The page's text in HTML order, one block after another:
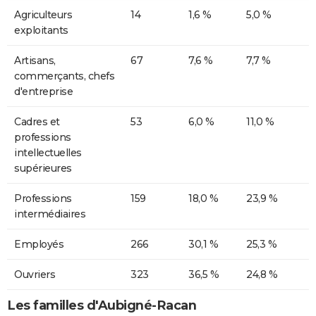
Agriculteurs
exploitants
14 1,6 % 5,0 %
Artisans,
commerçants, chefs
d'entreprise
67 7,6 % 7,7 %
Cadres et
professions
intellectuelles
supérieures
53 6,0 % 11,0 %
Professions
intermédiaires
159 18,0 % 23,9 %
Employés 266 30,1 % 25,3 %
Ouvriers 323 36,5 % 24,8 %
Les familles d'Aubigné-Racan